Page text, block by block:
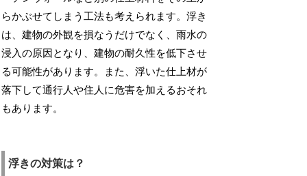
らかぶせてしまう工法も考えられます。浮き
は、建物の外観を損なうだけでなく、雨水の
浸入の原因となり、建物の耐久性を低下させ
る可能性があります。また、浮いた仕上材が
落下して通行人や住人に危害を加えるおそれ
もあります。
浮きの対策は？